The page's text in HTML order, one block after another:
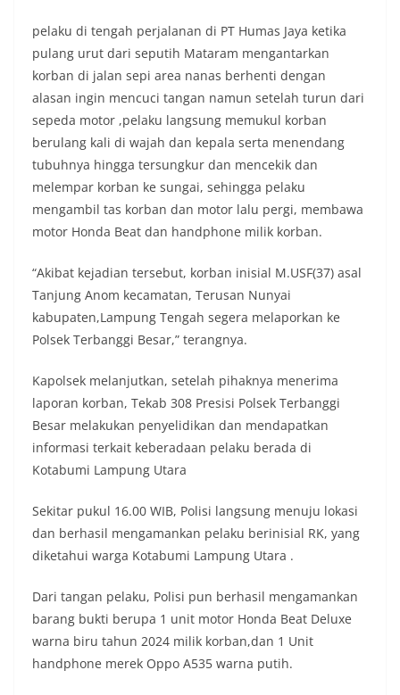
pelaku di tengah perjalanan di PT Humas Jaya ketika
pulang urut dari seputih Mataram mengantarkan
korban di jalan sepi area nanas berhenti dengan
alasan ingin mencuci tangan namun setelah turun dari
sepeda motor ,pelaku langsung memukul korban
berulang kali di wajah dan kepala serta menendang
tubuhnya hingga tersungkur dan mencekik dan
melempar korban ke sungai, sehingga pelaku
mengambil tas korban dan motor lalu pergi, membawa
motor Honda Beat dan handphone milik korban.
“Akibat kejadian tersebut, korban inisial M.USF(37) asal
Tanjung Anom kecamatan, Terusan Nunyai
kabupaten,Lampung Tengah segera melaporkan ke
Polsek Terbanggi Besar,” terangnya.
Kapolsek melanjutkan, setelah pihaknya menerima
laporan korban, Tekab 308 Presisi Polsek Terbanggi
Besar melakukan penyelidikan dan mendapatkan
informasi terkait keberadaan pelaku berada di
Kotabumi Lampung Utara
Sekitar pukul 16.00 WIB, Polisi langsung menuju lokasi
dan berhasil mengamankan pelaku berinisial RK, yang
diketahui warga Kotabumi Lampung Utara .
Dari tangan pelaku, Polisi pun berhasil mengamankan
barang bukti berupa 1 unit motor Honda Beat Deluxe
warna biru tahun 2024 milik korban,dan 1 Unit
handphone merek Oppo A535 warna putih.